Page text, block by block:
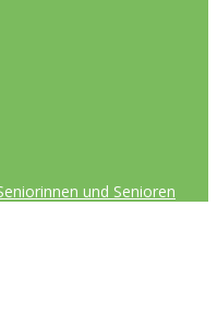
und Senioren